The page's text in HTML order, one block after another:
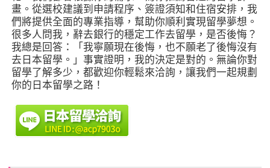
畫。從選校建議到申請程序、簽證須知和住宿安排，我
們將提供全面的專業指導，幫助你順利實現留學夢想。
很多人問我，辭去銀行的穩定工作去留學，是否後悔？
我總是回答：「我寧願現在後悔，也不願老了後悔沒有
去日本留學。」事實證明，我的決定是對的。無論你對
留學了解多少，都歡迎你輕鬆來洽詢，讓我們一起規劃
你的日本留學之路！